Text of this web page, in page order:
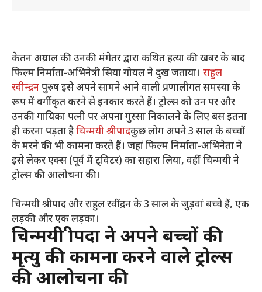
केतन अग्रवाल की उनकी मंगेतर द्वारा कथित हत्या की खबर के बाद
फिल्म निर्माता-अभिनेत्री सिया गोयल ने दुख जताया। राहुल
रवीन्द्रनपुरुष इसे अपने सामने आने वाली प्रणालीगत समस्या के
रूप में वर्गीकृत करने से इनकार करते हैं। ट्रोल्स को उन पर और
उनकी गायिका पत्नी पर अपना गुस्सा निकालने के लिए बस इतना
ही करना पड़ता हैचिन्मयी श्रीपादकुछ लोग अपने 3 साल के बच्चों
के मरने की भी कामना करते हैं। जहां फिल्म निर्माता-अभिनेता ने
इसे लेकर एक्स (पूर्व में ट्विटर) का सहारा लिया, वहीं चिन्मयी ने
ट्रोल्स की आलोचना की।
चिन्मयी श्रीपाद और राहुल रवींद्रन के 3 साल के जुड़वां बच्चे हैं, एक
लड़की और एक लड़का।
चिन्मयी श्रीपदा ने अपने बच्चों की
मृत्यु की कामना करने वाले ट्रोल्स
की आलोचना की